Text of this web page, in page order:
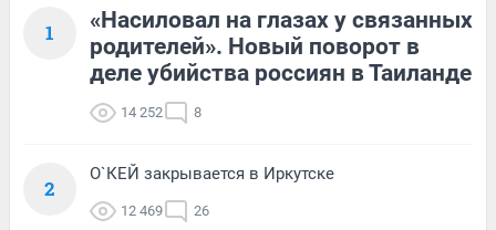
1
«Насиловал на глазах у связанных
родителей». Новый поворот в
деле убийства россиян в Таиланде
14 252 8
2
О`КЕЙ закрывается в Иркутске
12 469 26